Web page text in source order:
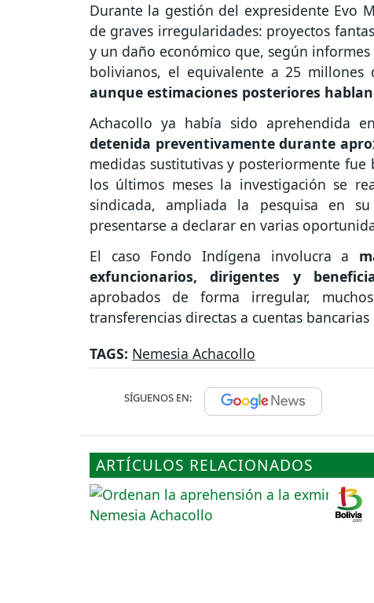
Durante la gestión del expresidente Evo
de graves irregularidades: proyectos
y un daño económico que, según
bolivianos, el equivalente a 25
aunque estimaciones posteriores
Achacollo ya había sido aprehendida
detenida preventivamente durante
medidas sustitutivas y posteriormente
los últimos meses la investigación se
sindicada, ampliada la pesquisa en
presentarse a declarar en varias
El caso Fondo Indígena involucra a
exfuncionarios, dirigentes y
aprobados de forma irregular,
transferencias directas a cuentas
TAGS: Nemesia Achacollo
SÍGUENOS EN:
ARTÍCULOS RELACIONADOS